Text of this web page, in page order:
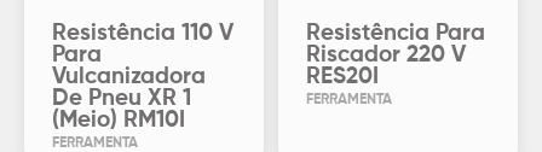
Resistência 110 V
Para
Vulcanizadora
De Pneu XR 1
(Meio) RM10I
FERRAMENTA
Resistência Para
Riscador 220 V
RES20I
FERRAMENTA